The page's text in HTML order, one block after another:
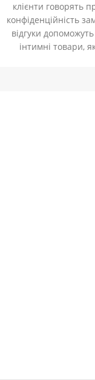
клієнти говорять
конфіденційність
відгуки
інтимні товари,